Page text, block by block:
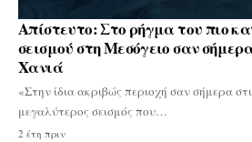
Απίστευτο: Στο ρήγμα του πιο
σεισμού στη Μεσόγειο σαν
Χανιά
«Στην ίδια ακριβώς περιοχή σαν σήμερα
μεγαλύτερος σεισμός που…
2 έτη πριν